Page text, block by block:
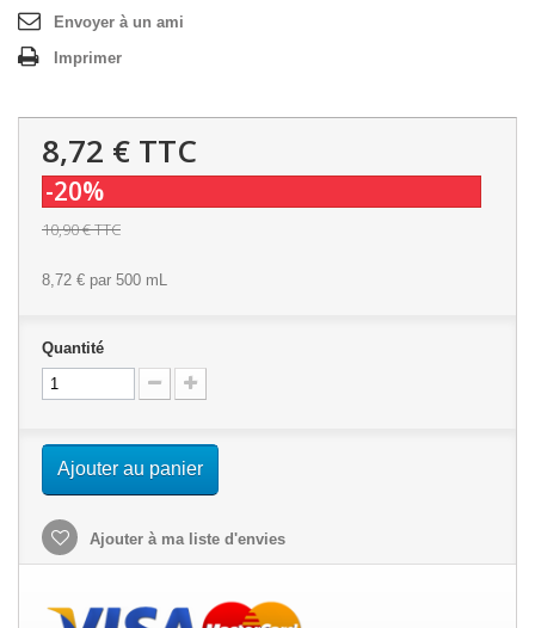
Envoyer à un ami
Imprimer
8,72 € TTC
-20%
10,90 €TTC
8,72 € par 500 mL
Quantité
Ajouter au panier
Ajouter à ma liste d'envies